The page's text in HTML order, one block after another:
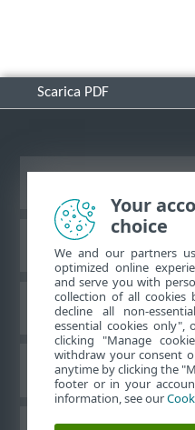
Scarica PDF
ESET
Your
choice
We and our partners
optimized online
and serve you with
collection of all cookies
decline all non-
essential cookies
clicking "Manage
withdraw your consent
anytime by clicking the
footer or in your
information, see our